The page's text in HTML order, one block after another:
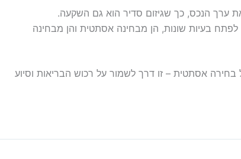
ערך הנכס, כך שגיזום סדיר הוא גם השקעה.
לפתח בעיות שונות, הן מבחינה אסתטית והן מבחינה
בחירה אסתטית – זו דרך לשמור על רכוש הבריאות וסיוע